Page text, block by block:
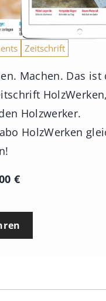
Zeitschrift
Machen. Das ist
Holzwerker.
HolzWerken
€P
e
p